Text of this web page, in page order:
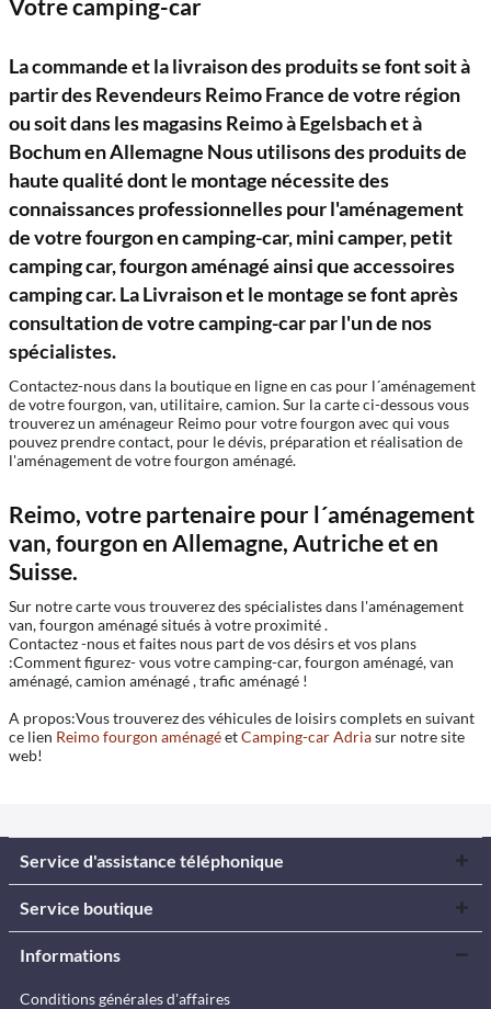
Votre camping-car
La commande et la livraison des produits se font soit à
partir des Revendeurs Reimo France de votre région
ou soit dans les magasins Reimo à Egelsbach et à
Bochum en Allemagne Nous utilisons des produits de
haute qualité dont le montage nécessite des
connaissances professionnelles pour l'aménagement
de votre fourgon en camping-car, mini camper, petit
camping car, fourgon aménagé ainsi que accessoires
camping car. La Livraison et le montage se font après
consultation de votre camping-car par l'un de nos
spécialistes.
Contactez-nous dans la boutique en ligne en cas pour l´aménagement
de votre fourgon, van, utilitaire, camion. Sur la carte ci-dessous vous
trouverez un aménageur Reimo pour votre fourgon avec qui vous
pouvez prendre contact, pour le dévis, préparation et réalisation de
l'aménagement de votre fourgon aménagé.
Reimo, votre partenaire pour l´aménagement
van, fourgon en Allemagne, Autriche et en
Suisse.
Sur notre carte vous trouverez des spécialistes dans l'aménagement
van, fourgon aménagé situés à votre proximité .
Contactez -nous et faites nous part de vos désirs et vos plans
:Comment figurez- vous votre camping-car, fourgon aménagé, van
aménagé, camion aménagé , trafic aménagé !
A propos:Vous trouverez des véhicules de loisirs complets en suivant
ce lien Reimo fourgon aménagéetCamping-car Adriasur notre site
web!
Service d'assistance téléphonique
Service boutique
Informations
Conditions générales d'affaires